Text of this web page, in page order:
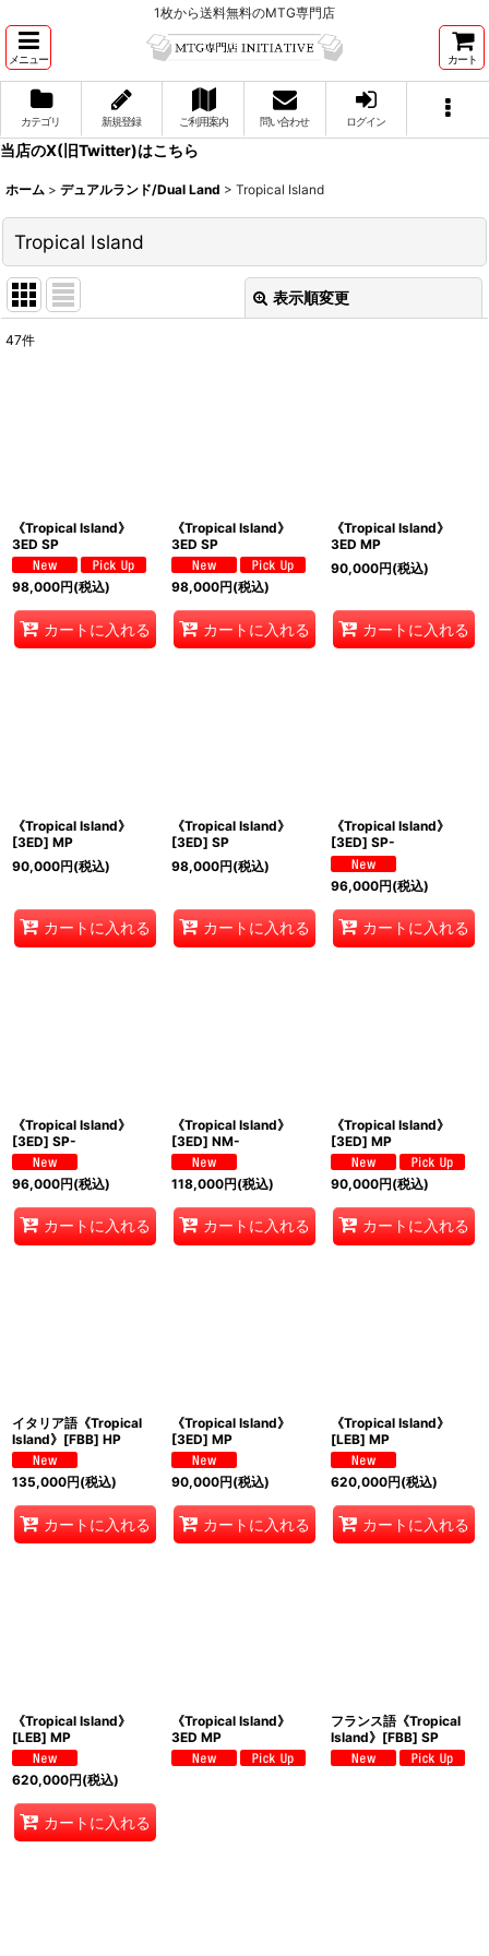
1枚から送料無料のMTG専門店
メニュー カート
カテゴリ 新規登録 ご利用案内 問い合わせ ログイン
当店のX(旧Twitter)はこちら
ホーム > デュアルランド/Dual Land > Tropical Island
Tropical Island
表示順変更
47件
《Tropical Island》
3ED SP
98,000円(税込)
カートに入れる
《Tropical Island》
3ED SP
98,000円(税込)
カートに入れる
《Tropical Island》
3ED MP
90,000円(税込)
カートに入れる
《Tropical Island》
[3ED] MP
90,000円(税込)
カートに入れる
《Tropical Island》
[3ED] SP
98,000円(税込)
カートに入れる
《Tropical Island》
[3ED] SP-
96,000円(税込)
カートに入れる
《Tropical Island》
[3ED] SP-
96,000円(税込)
カートに入れる
《Tropical Island》
[3ED] NM-
118,000円(税込)
カートに入れる
《Tropical Island》
[3ED] MP
90,000円(税込)
カートに入れる
イタリア語《Tropical
Island》[FBB] HP
135,000円(税込)
カートに入れる
《Tropical Island》
[3ED] MP
90,000円(税込)
カートに入れる
《Tropical Island》
[LEB] MP
620,000円(税込)
カートに入れる
《Tropical Island》
[LEB] MP
620,000円(税込)
カートに入れる
《Tropical Island》
3ED MP
フランス語《Tropical
Island》[FBB] SP